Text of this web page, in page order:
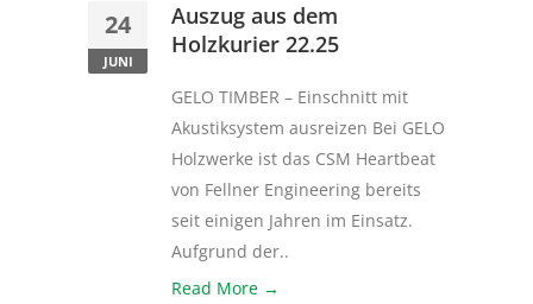
24
JUNI
Auszug aus dem
Holzkurier 22.25
GELO TIMBER – Einschnitt mit
Akustiksystem ausreizen Bei GELO
Holzwerke ist das CSM Heartbeat
von Fellner Engineering bereits
seit einigen Jahren im Einsatz.
Aufgrund der..
Read More →